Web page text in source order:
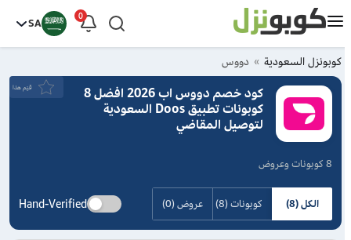
0
SA
كوبونزل السعودية دووس
كود خصم دووس اب 2026 افضل 8
كوبونات تطبيق Doos السعودية
لتوصيل المقاضي
8 كوبونات وعروض
قيَم هذا
الكل (8) كوبونات (8) عروض (0) Hand-Verified